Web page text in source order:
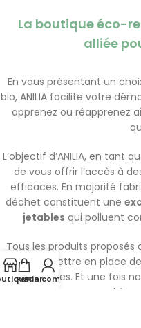
La boutique éco-
alliée
En vous présentant un
bio, ANILIA facilite votre
apprenez ou réapprenez
L’objectif d’ANILIA, en tant
de vous offrir l’accès à
efficaces. En majorité
déchet constituent une
jetables qui polluent
Tous les produits
de mettre en place
responsables. Et une fois
mal à
Panier
Mon compte